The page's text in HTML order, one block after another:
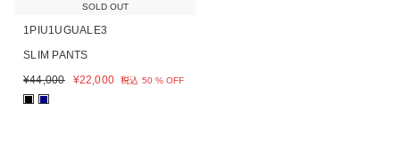
SOLD OUT
1PIU1UGUALE3
SLIM PANTS
¥44,000 ¥22,000 税込 50 % OFF
■ ■